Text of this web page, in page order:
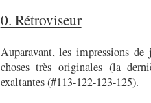
0. Rétroviseur
Auparavant, les impressions
choses très originales (la
exaltantes (#113-122-123-125).